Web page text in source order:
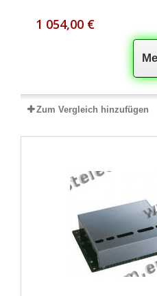
1 054,00 €
Zum Vergleich hinzufügen